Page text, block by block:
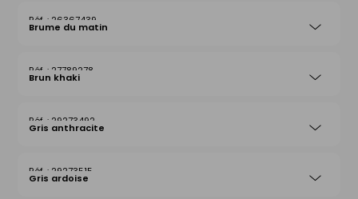
26367439
Brume du matin
27789278
Brun khaki
29273492
Gris anthracite
29273515
Gris ardoise